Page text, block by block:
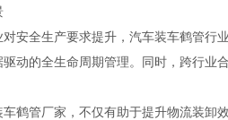
安全生产要求提升，汽车装车鹤管
动的全生命周期管理。同时，跨行
鹤管厂家，不仅有助于提升物流装